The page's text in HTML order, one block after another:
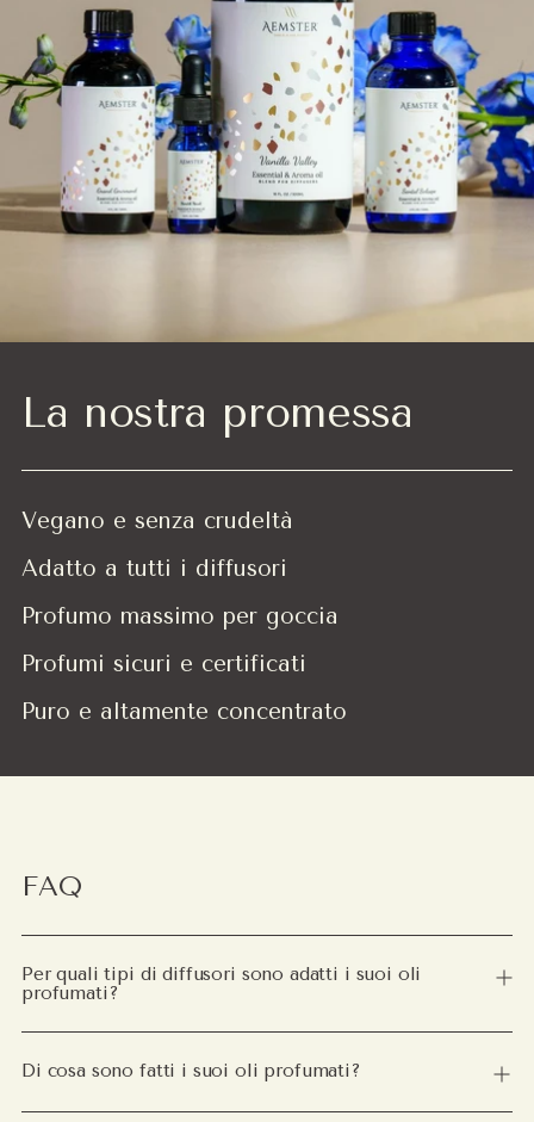
La nostra promessa
Vegano e senza crudeltà
Adatto a tutti i diffusori
Profumo massimo per goccia
Profumi sicuri e certificati
Puro e altamente concentrato
FAQ
Per quali tipi di diffusori sono adatti i suoi oli
profumati?
Di cosa sono fatti i suoi oli profumati?